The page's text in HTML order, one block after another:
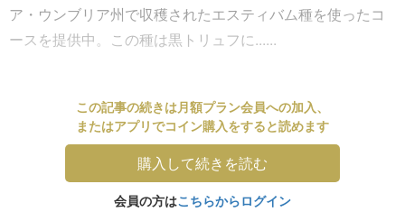
ア・ウンブリア州で収穫されたエスティバム種を使ったコ
ースを提供中。この種は黒トリュフに......
この記事の続きは月額プラン会員への加入、
またはアプリでコイン購入をすると読めます
購入して続きを読む
会員の方はこちらからログイン